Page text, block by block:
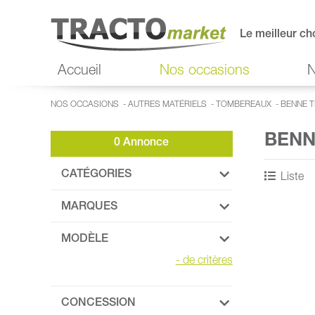
Le meilleur
Accueil Nos occasions
NOS OCCASIONS - AUTRES MATÉRIELS - TOMBEREAUX - BENNE
0 Annonce
CATÉGORIES
MARQUES
MODÈLE
- de critères
CONCESSION
Liste